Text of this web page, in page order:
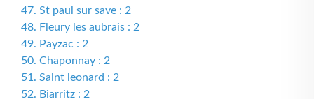
47. St paul sur save : 2
48. Fleury les aubrais : 2
49. Payzac : 2
50. Chaponnay : 2
51. Saint leonard : 2
52. Biarritz : 2